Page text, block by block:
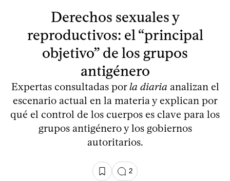
Derechos sexuales y
reproductivos: el “principal
objetivo” de los grupos
antigénero
Expertas consultadas porla diariaanalizan el
escenario actual en la materia y explican por
qué el control de los cuerpos es clave para los
grupos antigénero y los gobiernos
autoritarios.
2